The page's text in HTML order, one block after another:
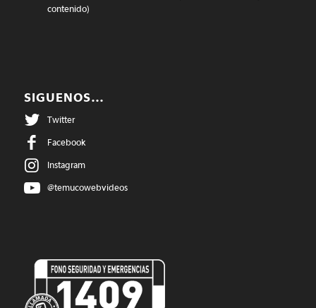
contenido)
SIGUENOS…
Twitter
Facebook
Instagram
@temucowebvideos